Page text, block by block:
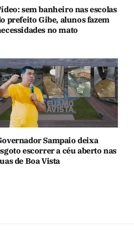
sem banheiro nas escolas
prefeito Gibe, alunos fazem
no mato
Sampaio deixa
escorrer a céu aberto nas
de Boa Vista